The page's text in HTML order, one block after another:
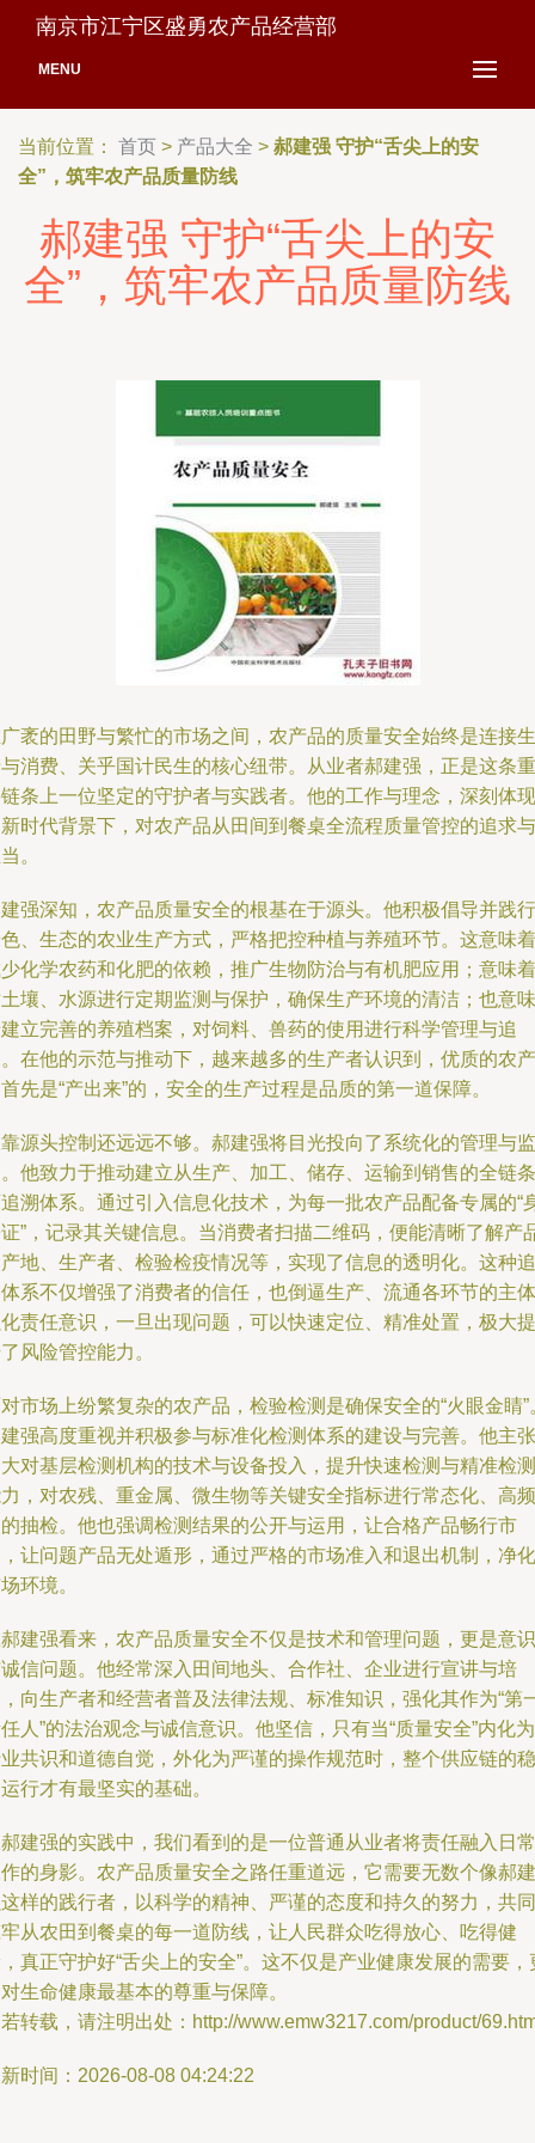
南京市江宁区盛勇农产品经营部
MENU
当前位置： 首页 > 产品大全 > 郝建强 守护“舌尖上的安
全”，筑牢农产品质量防线
郝建强 守护“舌尖上的安
全”，筑牢农产品质量防线
袤的田野与繁忙的市场之间，农产品的质量安全始终是连接生
消费、关乎国计民生的核心纽带。从业者郝建强，正是这条重
条上一位坚定的守护者与实践者。他的工作与理念，深刻体现
时代背景下，对农产品从田间到餐桌全流程质量管控的追求与
。
强深知，农产品质量安全的根基在于源头。他积极倡导并践行
、生态的农业生产方式，严格把控种植与养殖环节。这意味着
化学农药和化肥的依赖，推广生物防治与有机肥应用；意味着
壤、水源进行定期监测与保护，确保生产环境的清洁；也意味
立完善的养殖档案，对饲料、兽药的使用进行科学管理与追
在他的示范与推动下，越来越多的生产者认识到，优质的农产
先是“产出来”的，安全的生产过程是品质的第一道保障。
源头控制还远远不够。郝建强将目光投向了系统化的管理与监
他致力于推动建立从生产、加工、储存、运输到销售的全链条
溯体系。通过引入信息化技术，为每一批农产品配备专属的“
”，记录其关键信息。当消费者扫描二维码，便能清晰了解产
地、生产者、检验检疫情况等，实现了信息的透明化。这种追
系不仅增强了消费者的信任，也倒逼生产、流通各环节的主体
责任意识，一旦出现问题，可以快速定位、精准处置，极大提
风险管控能力。
市场上纷繁复杂的农产品，检验检测是确保安全的“火眼金睛”
强高度重视并积极参与标准化检测体系的建设与完善。他主张
对基层检测机构的技术与设备投入，提升快速检测与精准检测
，对农残、重金属、微生物等关键安全指标进行常态化、高频
抽检。他也强调检测结果的公开与运用，让合格产品畅行市
让问题产品无处遁形，通过严格的市场准入和退出机制，净化
环境。
建强看来，农产品质量安全不仅是技术和管理问题，更是意识
信问题。他经常深入田间地头、合作社、企业进行宣讲与培
向生产者和经营者普及法律法规、标准知识，强化其作为“第
人”的法治观念与诚信意识。他坚信，只有当“质量安全”内化为
共识和道德自觉，外化为严谨的操作规范时，整个供应链的稳
行才有最坚实的基础。
建强的实践中，我们看到的是一位普通从业者将责任融入日常
的身影。农产品质量安全之路任重道远，它需要无数个像郝建
样的践行者，以科学的精神、严谨的态度和持久的努力，共同
从农田到餐桌的每一道防线，让人民群众吃得放心、吃得健
真正守护好“舌尖上的安全”。这不仅是产业健康发展的需要，
生命健康最基本的尊重与保障。
转载，请注明出处：http://www.emw3217.com/product/
时间：2026-08-08 04:24:22